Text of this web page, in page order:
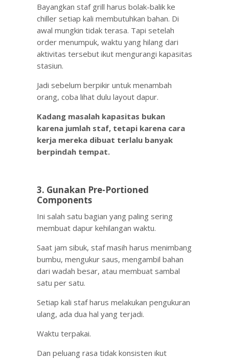
Bayangkan staf grill harus bolak-balik ke
chiller setiap kali membutuhkan bahan. Di
awal mungkin tidak terasa. Tapi setelah
order menumpuk, waktu yang hilang dari
aktivitas tersebut ikut mengurangi kapasitas
stasiun.
Jadi sebelum berpikir untuk menambah
orang, coba lihat dulu layout dapur.
Kadang masalah kapasitas bukan
karena jumlah staf, tetapi karena cara
kerja mereka dibuat terlalu banyak
berpindah tempat.
3. Gunakan Pre-Portioned
Components
Ini salah satu bagian yang paling sering
membuat dapur kehilangan waktu.
Saat jam sibuk, staf masih harus menimbang
bumbu, mengukur saus, mengambil bahan
dari wadah besar, atau membuat sambal
satu per satu.
Setiap kali staf harus melakukan pengukuran
ulang, ada dua hal yang terjadi.
Waktu terpakai.
Dan peluang rasa tidak konsisten ikut